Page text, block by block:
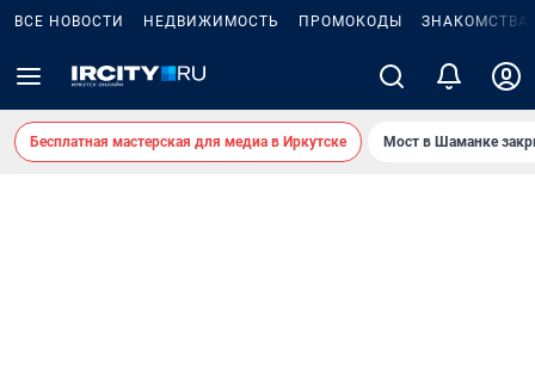
ВСЕ НОВОСТИ НЕДВИЖИМОСТЬ ПРОМОКОДЫ ЗНАКОМСТВА
Бесплатная мастерская для медиа в Иркутске Мост в Шаманке